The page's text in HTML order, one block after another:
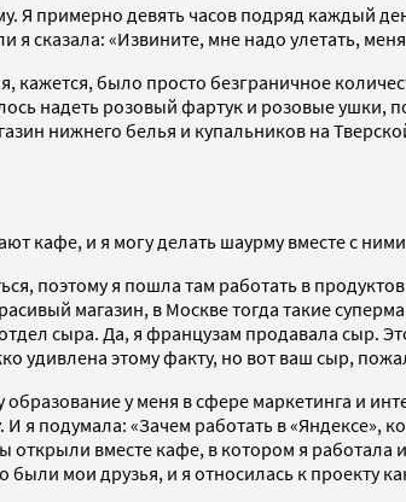
Я примерно девять часов подряд каждый
сказала: «Извините, мне надо улетать,
кажется, было просто безграничное
надеть розовый фартук и розовые ушки,
нижнего белья и купальников на
кафе, и я могу делать шаурму вместе с ними
поэтому я пошла там работать в
магазин, в Москве тогда такие
сыра. Да, я французам продавала сыр.
удивлена этому факту, но вот ваш сыр,
образование у меня в сфере маркетинга и
я подумала: «Зачем работать в «Яндексе»,
открыли вместе кафе, в котором я
мои друзья, и я относилась к проекту